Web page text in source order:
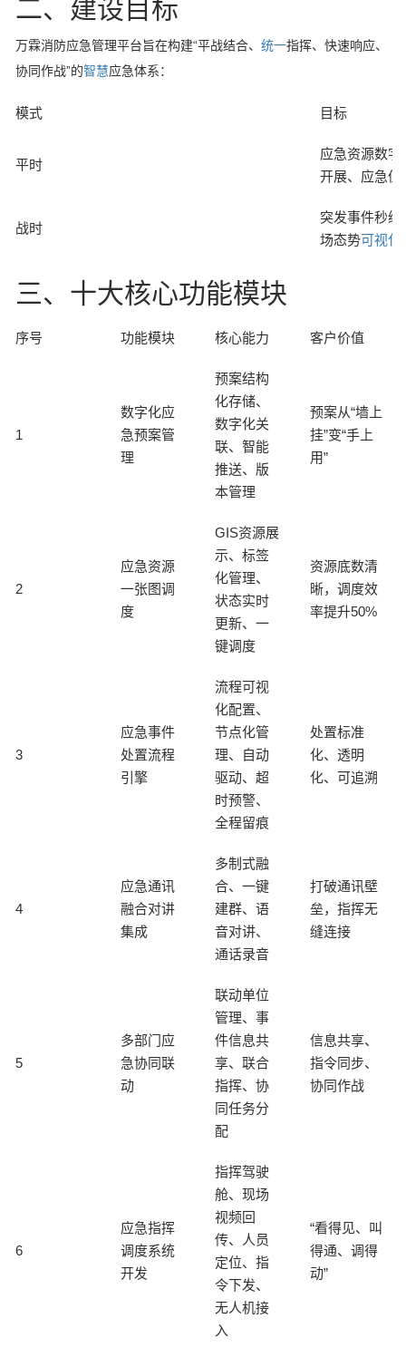
二、建设目标
万霖消防应急管理平台旨在构建“平战结合、 统一指挥、快速响应、
协同作战”的智慧应急体系：
模式 目标
平时
应急资源数
开展、应急值
战时
突发事件秒级
场态势可视化
三、十大核心功能模块
序号 功能模块 核心能力 客户价值
1
数字化应
急预案管
理
预案结构
化存储、
数字化关
联、智能
推送、版
本管理
预案从“墙上
挂”变“手上
用”
2
应急资源
一张图调
度
GIS资源展
示、标签
化管理、
状态实时
更新、一
键调度
资源底数清
晰，调度效
率提升50%
3
应急事件
处置流程
引擎
流程可视
化配置、
节点化管
理、自动
驱动、超
时预警、
全程留痕
处置标准
化、透明
化、可追溯
4
应急通讯
融合对讲
集成
多制式融
合、一键
建群、语
音对讲、
通话录音
打破通讯壁
垒，指挥无
缝连接
5
多部门应
急协同联
动
联动单位
管理、事
件信息共
享、联合
指挥、协
同任务分
配
信息共享、
指令同步、
协同作战
6
应急指挥
调度系统
开发
指挥驾驶
舱、现场
视频回
传、人员
定位、指
令下发、
无人机接
入
“看得见、叫
得通、调得
动”